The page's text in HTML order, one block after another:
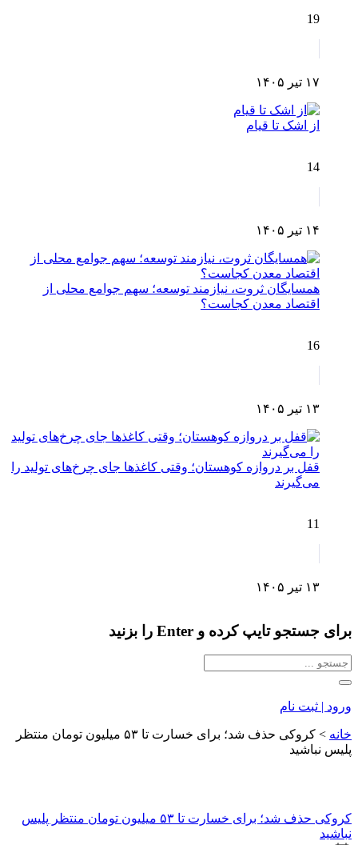
19
۱۷ تیر ۱۴۰۵
از اشک تا قیام
14
۱۴ تیر ۱۴۰۵
همسایگان ثروت، نیازمند توسعه؛ سهم جوامع محلی از
اقتصاد معدن کجاست؟
16
۱۳ تیر ۱۴۰۵
قفل بر دروازه کوهستان؛ وقتی کاغذها جای چرخ‌های تولید را
می‌گیرند
11
۱۳ تیر ۱۴۰۵
برای جستجو تایپ کرده و Enter را بزنید
ورود | ثبت نام
خانه >
کروکی حذف شد؛ برای خسارت تا ۵۳ میلیون تومان منتظر
پلیس نباشید
کروکی حذف شد؛ برای خسارت تا ۵۳ میلیون تومان منتظر پلیس
نباشید